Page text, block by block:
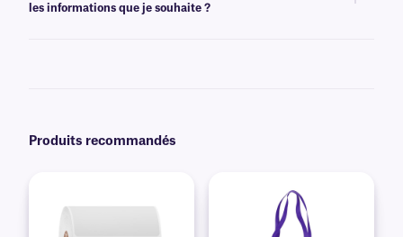
l'impression.
les informations que je souhaite ?
Produits recommandés